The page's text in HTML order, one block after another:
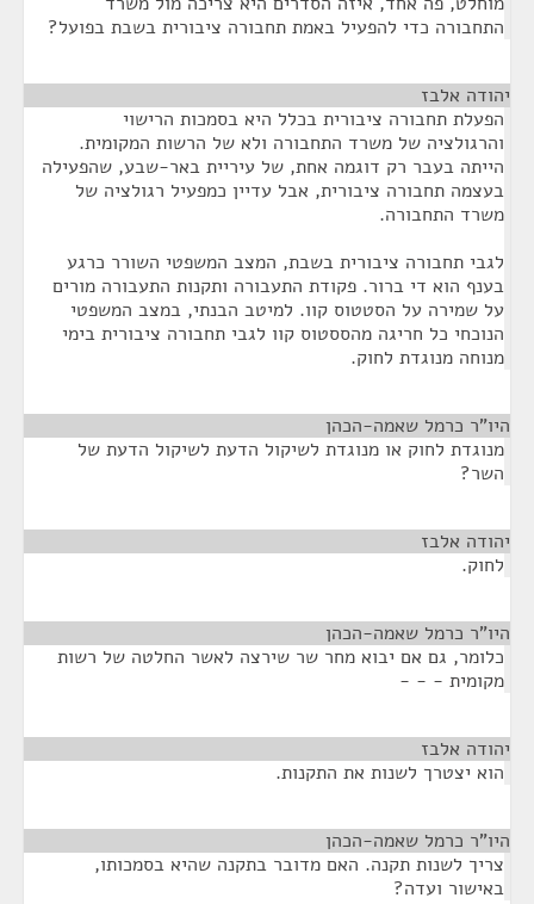
התחבורה כדי להפעיל באמת תחבורה ציבורית בשבת בפועל?
יהודה אלבז
הפעלת תחבורה ציבורית בכלל היא בסמכות הרישוי
והרגולציה של משרד התחבורה ולא של הרשות המקומית.
הייתה בעבר רק דוגמה אחת, של עיריית באר-שבע, שהפעילה
בעצמה תחבורה ציבורית, אבל עדיין כמפעיל רגולציה של
משרד התחבורה.
לגבי תחבורה ציבורית בשבת, המצב המשפטי השורר כרגע
בענף הוא די ברור. פקודת התעבורה ותקנות התעבורה מורים
על שמירה על הסטטוס קוו. למיטב הבנתי, במצב המשפטי
הנוכחי כל חריגה מהססטוס קוו לגבי תחבורה ציבורית בימי
מנוחה מנוגדת לחוק.
היו"ר כרמל שאמה-הכהן
מנוגדת לחוק או מנוגדת לשיקול הדעת לשיקול הדעת של
השר?
יהודה אלבז
לחוק.
היו"ר כרמל שאמה-הכהן
כלומר, גם אם יבוא מחר שר שירצה לאשר החלטה של רשות
מקומית - - -
יהודה אלבז
הוא יצטרך לשנות את התקנות.
היו"ר כרמל שאמה-הכהן
צריך לשנות תקנה. האם מדובר בתקנה שהיא בסמכותו,
באישור ועדה?